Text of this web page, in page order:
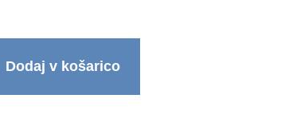
Dodaj v košarico